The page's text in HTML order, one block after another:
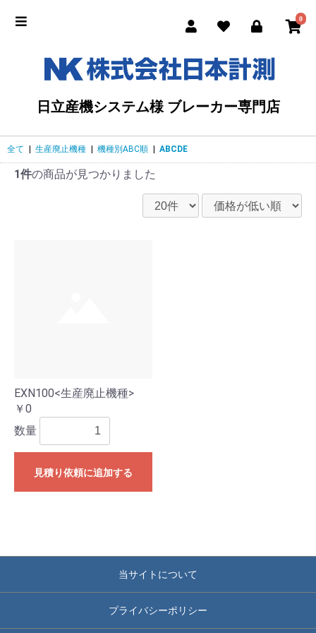
0
日立産機システム様 ブレーカー専門店
全て | 生産廃止機種 | 機種別ABC順 | ABCDE
1件の商品が見つかりました
EXN100<生産廃止機種>
￥0
数量
見積り依頼に追加する
当サイトについて
プライバシーポリシー